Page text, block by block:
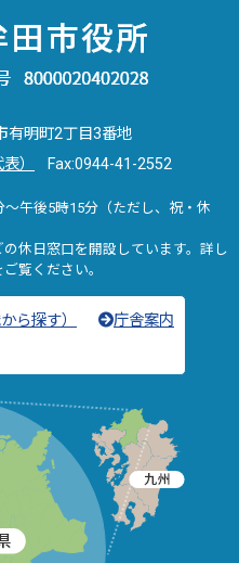
有明町2丁目3番地
） Fax:0944-41-2552
～午後5時15分（ただし、祝・休
休日窓口を開設しています。詳し
覧ください。
ら探す）
庁舎案内